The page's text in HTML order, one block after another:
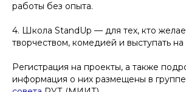
работы без опыта.
4. Школа StandUp — для тех, кто
творчеством, комедией и выступать на
Регистрация на проекты, а также
информация о них размещены в группе